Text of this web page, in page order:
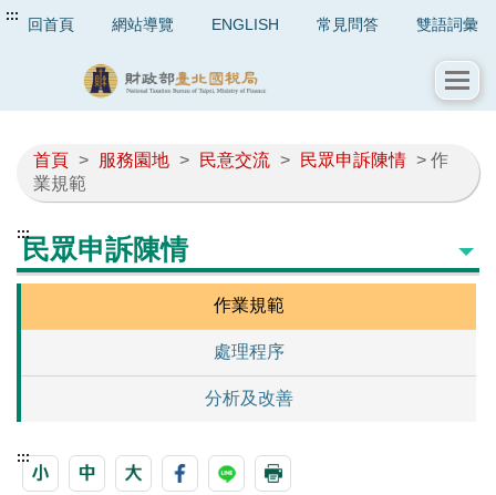
::: 回首頁 網站導覽 ENGLISH 常見問答 雙語詞彙
首頁 > 服務園地 > 民意交流 > 民眾申訴陳情 > 作
業規範
:::民眾申訴陳情
作業規範
處理程序
分析及改善
:::